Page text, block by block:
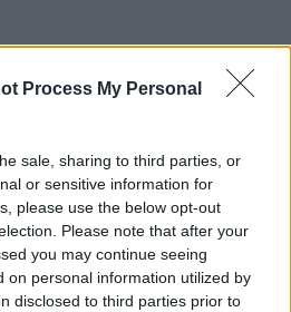
Process My Personal
sale, sharing to third parties, or
or sensitive information for
please use the below opt-out
Please note that after your
you may continue seeing
on personal information utilized by
disclosed to third parties prior to
ukryte tęsknoty... - z
te obrazy?
obrazkom i zastanów
rzędzie kojarzą....